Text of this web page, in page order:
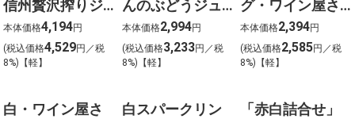
信州贅沢搾りジ
ュース500ml×6
本
本体価格4,194円
(税込価格4,529円／税
8%)【軽】
んのぶどうジュ
ース１L×６本
本体価格2,994円
(税込価格3,233円／税
8%)【軽】
グ・ワイン屋さ
んのぶどうジュ
ース500ｍｌ×６
本
本体価格2,394円
(税込価格2,585円／税
8%)【軽】
白・ワイン屋さ
白スパークリン
「赤白詰合せ」